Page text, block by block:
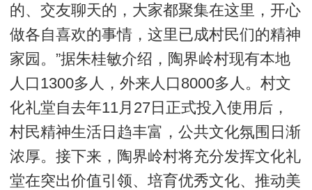
的、交友聊天的，大家都聚集在这里，开心
做各自喜欢的事情，这里已成村民们的精神
家园。”据朱桂敏介绍，陶界岭村现有本地
人口1300多人，外来人口8000多人。村文
化礼堂自去年11月27日正式投入使用后，
村民精神生活日趋丰富，公共文化氛围日渐
浓厚。接下来，陶界岭村将充分发挥文化礼
堂在突出价值引领、培育优秀文化、推动美